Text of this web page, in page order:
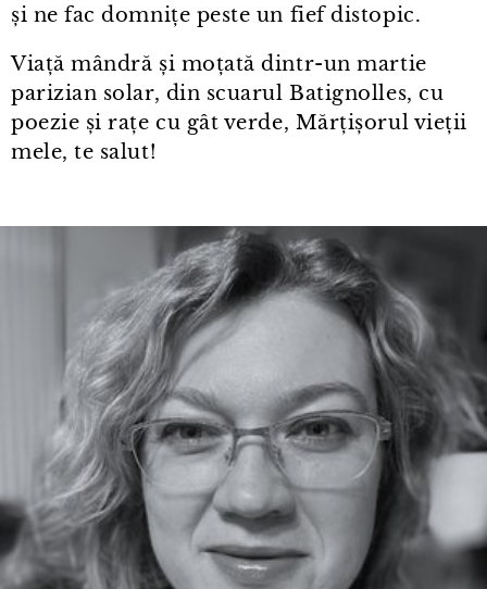
și ne fac domnițe peste un fief distopic.
Viață mândră și moțată dintr⁠-⁠un martie
parizian solar, din scuarul Batignolles, cu
poezie și rațe cu gât verde, Mărțișorul vieții
mele, te salut!